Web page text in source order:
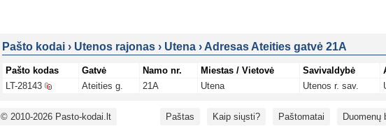
Pašto kodai › Utenos rajonas › Utena › Adresas Ateities gatvė 21A
Pašto kodas Gatvė Namo nr. Miestas / Vietovė Savivaldybė
LT-28143
Ateities g. 21A Utena Utenos r. sav.
© 2010-2026 Pasto-kodai.lt Paštas Kaip siųsti? Paštomatai Duomenų